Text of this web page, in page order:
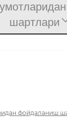
фойдаланиш
шартлари